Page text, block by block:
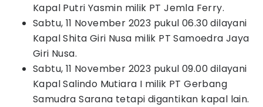
Kapal Putri Yasmin milik PT Jemla Ferry.
Sabtu, 11 November 2023 pukul 06.30 dilayani
Kapal Shita Giri Nusa milik PT Samoedra Jaya
Giri Nusa.
Sabtu, 11 November 2023 pukul 09.00 dilayani
Kapal Salindo Mutiara I milik PT Gerbang
Samudra Sarana tetapi digantikan kapal lain.